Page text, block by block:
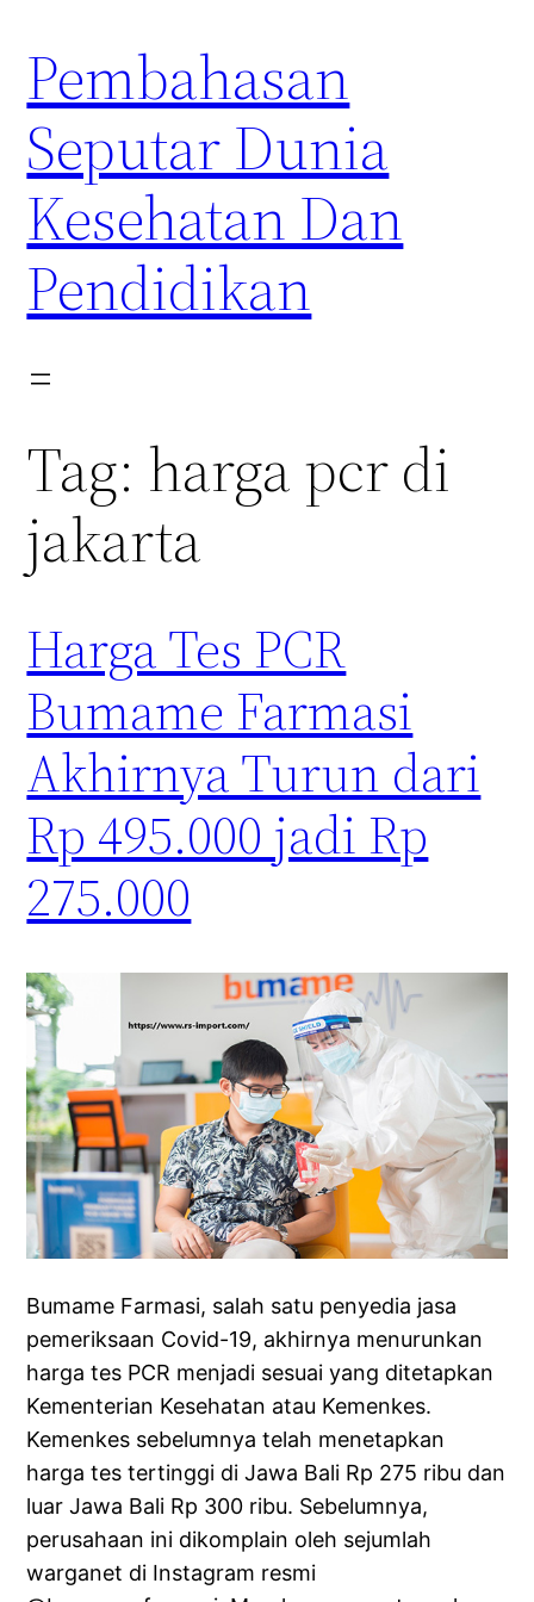
content
Pembahasan
Seputar Dunia
Kesehatan Dan
Pendidikan
Tag: harga pcr di
jakarta
Harga Tes PCR
Bumame Farmasi
Akhirnya Turun dari
Rp 495.000 jadi Rp
275.000
Bumame Farmasi, salah satu penyedia jasa
pemeriksaan Covid-19, akhirnya menurunkan
harga tes PCR menjadi sesuai yang ditetapkan
Kementerian Kesehatan atau Kemenkes.
Kemenkes sebelumnya telah menetapkan
harga tes tertinggi di Jawa Bali Rp 275 ribu dan
luar Jawa Bali Rp 300 ribu. Sebelumnya,
perusahaan ini dikomplain oleh sejumlah
warganet di Instagram resmi